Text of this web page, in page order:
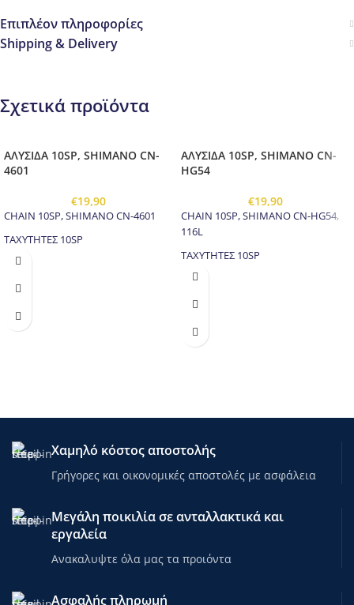
Επιπλέον πληροφορίες
Shipping & Delivery
Σχετικά προϊόντα
ΑΛΥΣΙΔΑ 10SP, SHIMANO CN-
4601
€19,90
CHAIN 10SP, SHIMANO CN-4601
ΤΑΧΥΤΗΤΕΣ 10SP
ΑΛΥΣΙΔΑ 10SP, SHIMANO CN-
HG54
€19,90
CHAIN 10SP, SHIMANO CN-HG54,
116L
ΤΑΧΥΤΗΤΕΣ 10SP
Χαμηλό κόστος αποστολής
Γρήγορες και οικονομικές αποστολές με ασφάλεια
Μεγάλη ποικιλία σε ανταλλακτικά και
εργαλεία
Ανακαλυψτε όλα μας τα προιόντα
Ασφαλής πληρωμή